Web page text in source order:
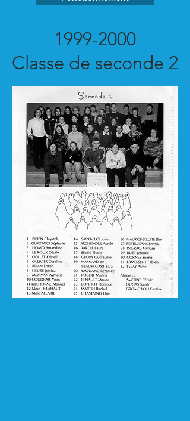
1999-2000
Classe de seconde 2